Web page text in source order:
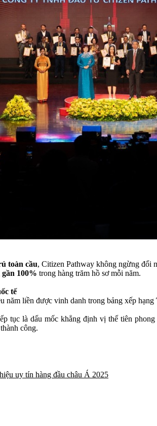
toàn cầu, Citizen Pathway không ngừng đổi
100% trong hàng trăm hồ sơ mỗi năm.
tế
liền được vinh danh trong bảng xếp hạng
tục là dấu mốc khẳng định vị thế tiên
công.
uy tín hàng đầu châu Á 2025